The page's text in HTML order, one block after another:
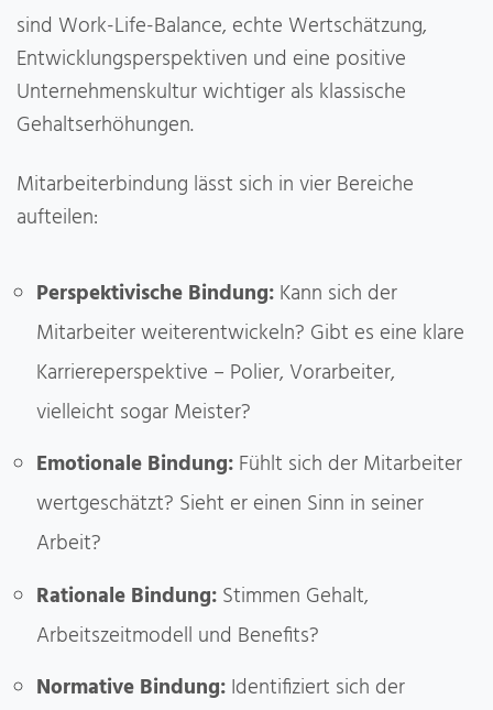
sind Work-Life-Balance, echte Wertschätzung,
Entwicklungsperspektiven und eine positive
Unternehmenskultur wichtiger als klassische
Gehaltserhöhungen.
Mitarbeiterbindung lässt sich in vier Bereiche
aufteilen:
Perspektivische Bindung: Kann sich der
Mitarbeiter weiterentwickeln? Gibt es eine klare
Karriereperspektive – Polier, Vorarbeiter,
vielleicht sogar Meister?
Emotionale Bindung: Fühlt sich der Mitarbeiter
wertgeschätzt? Sieht er einen Sinn in seiner
Arbeit?
Rationale Bindung: Stimmen Gehalt,
Arbeitszeitmodell und Benefits?
Normative Bindung: Identifiziert sich der